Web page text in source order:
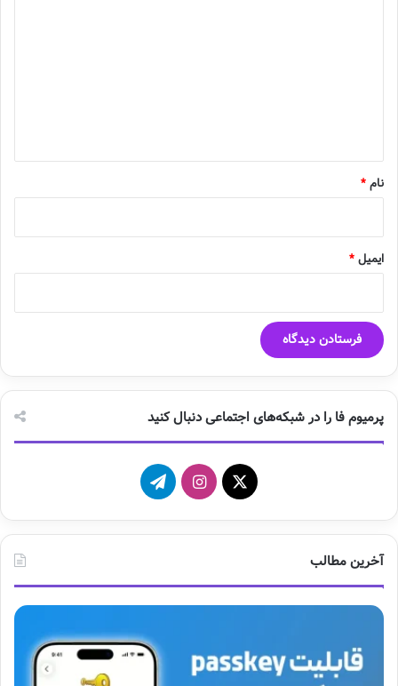
نام*
ایمیل*
پرمیوم فا را در شبکه‌های اجتماعی دنبال کنید
X
ی
س
ا
ل
ر
م
آخرین مطالب